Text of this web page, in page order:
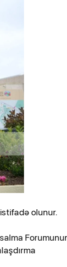
olunur.
və daha 20